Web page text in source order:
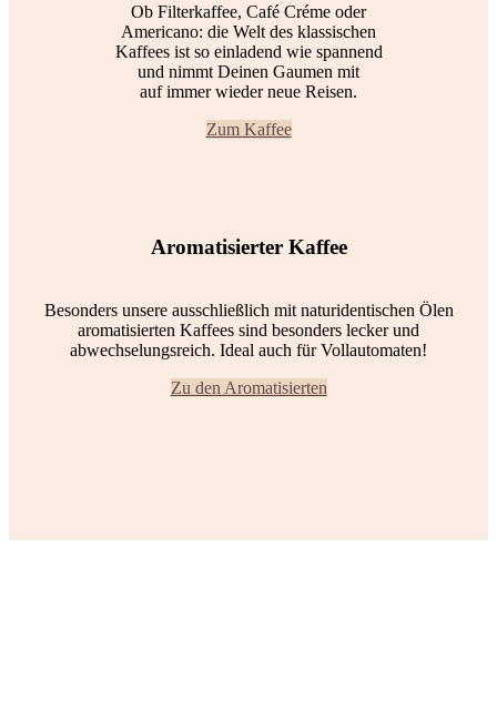
Ob Filterkaffee, Café Créme oder
Americano: die Welt des klassischen
Kaffees ist so einladend wie spannend
und nimmt Deinen Gaumen mit
auf immer wieder neue Reisen.
Zum Kaffee
Aromatisierter Kaffee
Besonders unsere ausschließlich mit naturidentischen Ölen
aromatisierten Kaffees sind besonders lecker und
abwechselungsreich. Ideal auch für Vollautomaten!
Zu den Aromatisierten